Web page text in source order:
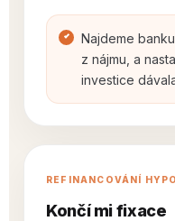
Najdeme
z nájmu, a
investice
REFINANCOVÁNÍ
Končí mi fixace